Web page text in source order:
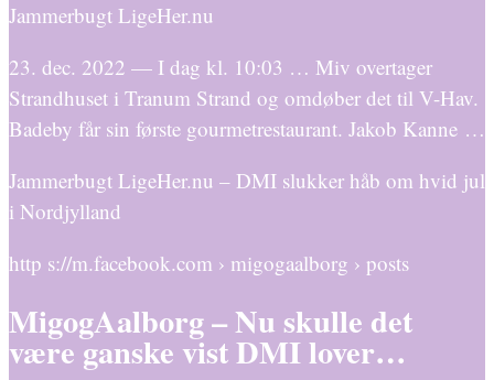
Jammerbugt LigeHer.nu
23. dec. 2022 — I dag kl. 10:03 … Miv overtager
Strandhuset i Tranum Strand og omdøber det til V-Hav.
Badeby får sin første gourmetrestaurant. Jakob Kanne …
Jammerbugt LigeHer.nu – DMI slukker håb om hvid jul
i Nordjylland
http s://m.facebook.com › migogaalborg › posts
MigogAalborg – Nu skulle det
være ganske vist DMI lover…